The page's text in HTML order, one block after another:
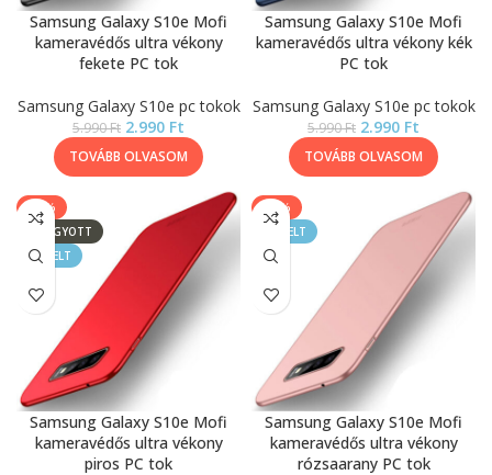
Samsung Galaxy S10e Mofi
kameravédős ultra vékony
fekete PC tok
Samsung Galaxy S10e pc tokok
5.990Ft 2.990 Ft
TOVÁBB OLVASOM
Samsung Galaxy S10e Mofi
kameravédős ultra vékony kék
PC tok
Samsung Galaxy S10e pc tokok
5.990Ft 2.990 Ft
TOVÁBB OLVASOM
-50%
ELFOGYOTT
KIEMELT
Samsung Galaxy S10e Mofi
kameravédős ultra vékony
piros PC tok
-50%
KIEMELT
Samsung Galaxy S10e Mofi
kameravédős ultra vékony
rózsaarany PC tok